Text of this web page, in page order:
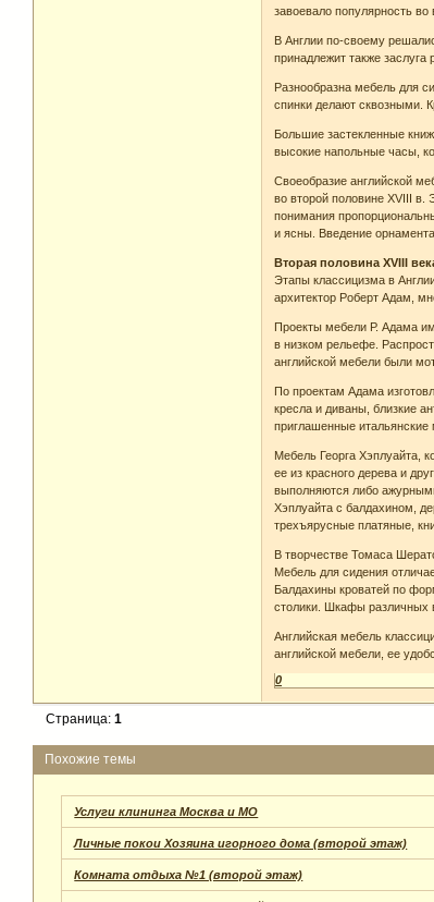
завоевало популярность во
В Англии по-своему
принадлежит также
Разнообразна мебель для
спинки делают сквозными.
Большие застекленные
высокие напольные часы,
Своеобразие английской
во второй половине XVIII в.
понимания
и ясны. Введение
Вторая половина XVIII
Этапы классицизма в
архитектор Роберт Адам,
Проекты мебели Р. Адама
в низком рельефе.
английской мебели были
По проектам Адама
кресла и диваны, близкие
приглашенные итальянские
Мебель Георга Хэплуайта,
ее из красного дерева и
выполняются либо
Хэплуайта с балдахином,
трехъярусные платяные,
В творчестве Томаса
Мебель для сидения
Балдахины кроватей по
столики. Шкафы различных
Английская мебель
английской мебели, ее
0
Страница:1
Похожие темы
Услуги клининга Москва и МО
Личные покои Хозяина игорного дома (второй этаж)
Комната отдыха №1 (второй этаж)